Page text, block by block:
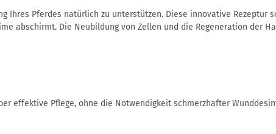
Ihres Pferdes natürlich zu unterstützen. Diese innovative Rezeptur
abschirmt. Die Neubildung von Zellen und die Regeneration der
effektive Pflege, ohne die Notwendigkeit schmerzhafter